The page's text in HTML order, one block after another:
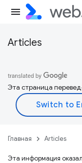
Articles
Эта страница
Главная Articles
Эта информация